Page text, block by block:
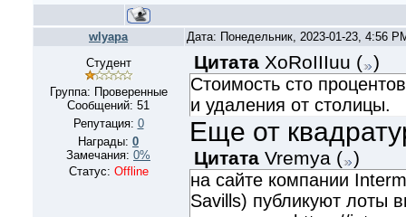
wlyapa
Дата: Понедельник, 2023-01-23, 4:56
Студент
Группа: Проверенные
Сообщений: 51
Репутация: 0
Награды: 0
Замечания: 0%
Статус: Offline
Цитата XoRoIIIuu ( )
Стоимость сто
и удаления от столицы.
Еще от
Цитата Vremya( )
на сайте компании
Savills) публикуют лоты